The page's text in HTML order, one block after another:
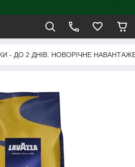
- ДО 2 ДНІВ. НОВОРІЧНЕ